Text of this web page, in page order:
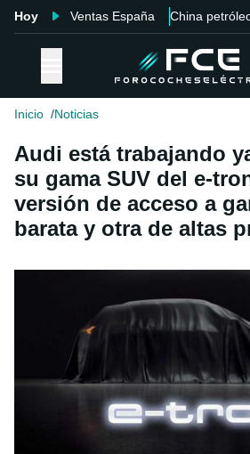
Hoy Ventas España China
Inicio Noticias
Audi está trabajando
su gama SUV del e-
versión de acceso a
barata y otra de altas